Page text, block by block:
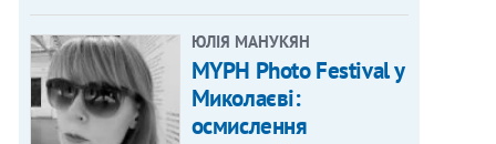
ЮЛІЯ МАНУКЯН
MYPH Photo Festival у
Миколаєві:
осмислення